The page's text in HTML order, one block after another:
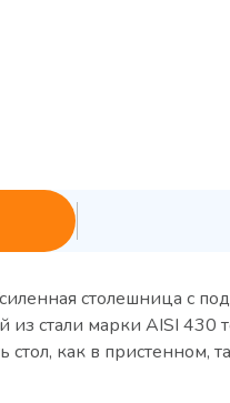
столешница с
стали марки AISI
как в пристенном,